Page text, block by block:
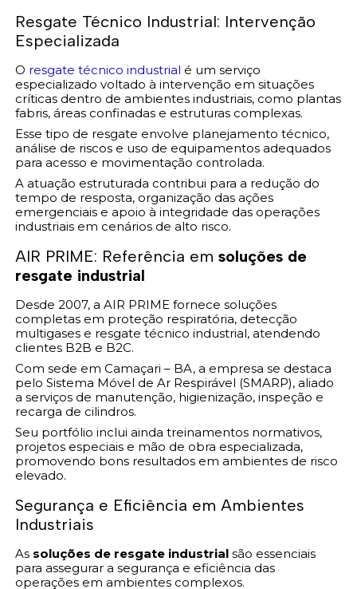
Resgate Técnico Industrial: Intervenção
Especializada
O resgate técnico industrial é um serviço
especializado voltado à intervenção em situações
críticas dentro de ambientes industriais, como plantas
fabris, áreas confinadas e estruturas complexas.
Esse tipo de resgate envolve planejamento técnico,
análise de riscos e uso de equipamentos adequados
para acesso e movimentação controlada.
A atuação estruturada contribui para a redução do
tempo de resposta, organização das ações
emergenciais e apoio à integridade das operações
industriais em cenários de alto risco.
AIR PRIME: Referência emsoluções de
resgate industrial
Desde 2007, a AIR PRIME fornece soluções
completas em proteção respiratória, detecção
multigases e resgate técnico industrial, atendendo
clientes B2B e B2C.
Com sede em Camaçari – BA, a empresa se destaca
pelo Sistema Móvel de Ar Respirável (SMARP), aliado
a serviços de manutenção, higienização, inspeção e
recarga de cilindros.
Seu portfólio inclui ainda treinamentos normativos,
projetos especiais e mão de obra especializada,
promovendo bons resultados em ambientes de risco
elevado.
Segurança e Eficiência em Ambientes
Industriais
As soluções de resgate industrial são essenciais
para assegurar a segurança e eficiência das
operações em ambientes complexos.